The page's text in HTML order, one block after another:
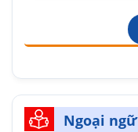
Ngoại ngữ